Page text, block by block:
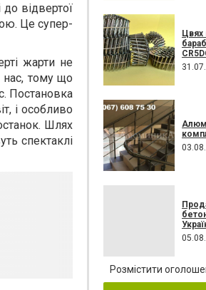
відвертої
Це супер-
жарти не
нас, тому що
Постановка
і особливо
Шлях
спектаклі
Цвях
Розмістити